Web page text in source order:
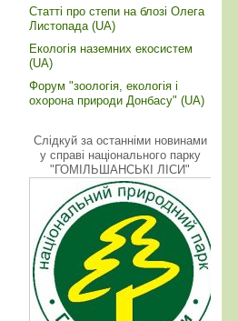
Статті про степи на блозі Олега
Листопада (UA)
Екологія наземних екосистем
(UA)
Форум "зоологія, екологія і
охорона природи Донбасу" (UA)
Слідкуй за останніми новинами
у справі національного парку
"ГОМІЛЬШАНСЬКІ ЛІСИ"